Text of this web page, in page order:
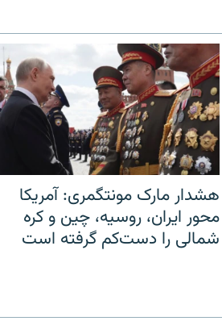
هشدار مارک مونتگمری: آمریکا
محور ایران، روسیه، چین و کره
شمالی را دست‌کم گرفته است